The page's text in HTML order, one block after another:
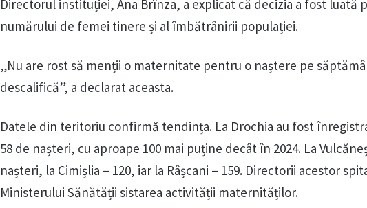
Directorul instituției, Ana Brînza, a explicat că decizia a fost luată
numărului de femei tinere și al îmbătrânirii populației.
„Nu are rost să menții o maternitate pentru o naștere pe
descalifică”, a declarat aceasta.
Datele din teritoriu confirmă tendința. La Drochia au fost
58 de nașteri, cu aproape 100 mai puține decât în 2024. La
nașteri, la Cimișlia – 120, iar la Râșcani – 159. Directorii acestor
Ministerului Sănătății sistarea activității maternităților.